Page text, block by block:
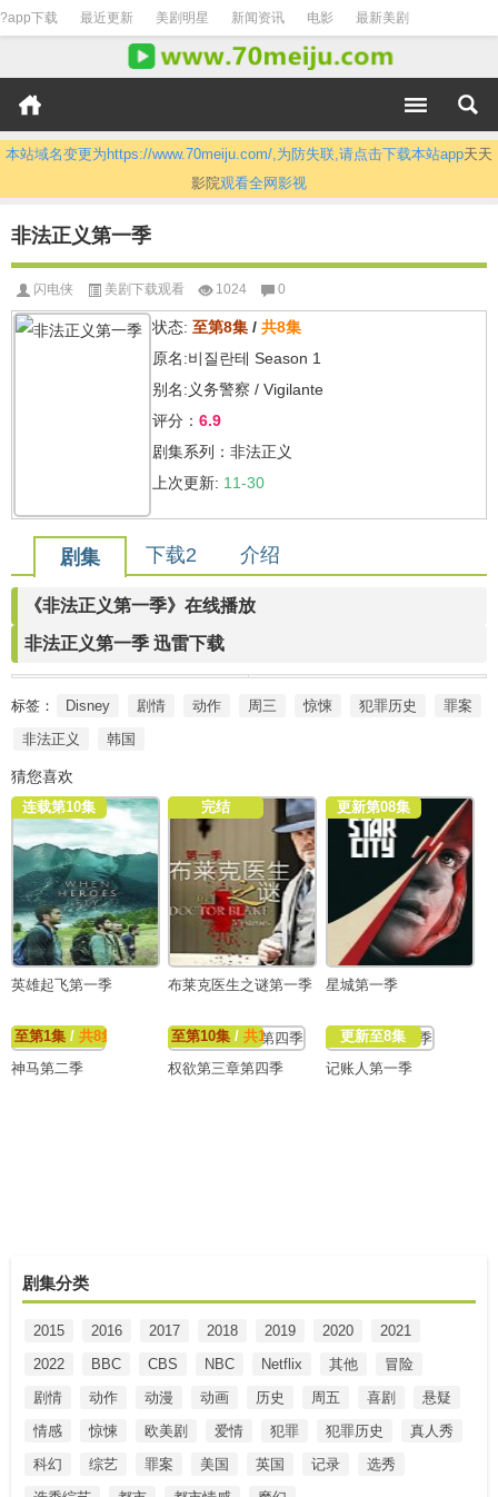
?app下载 最近更新 美剧明星 新闻资讯 电影 最新美剧
本站域名变更为https://www.70meiju.com/,为防失联,请点击下载本站app天天
影院观看全网影视
非法正义第一季
闪电侠 美剧下载观看 1024 0
状态: 至第8集 / 共8集
原名:비질란테 Season 1
别名:义务警察 / Vigilante
评分： 6.9
剧集系列：非法正义
上次更新: 11-30
剧集 下载2 介绍
《非法正义第一季》在线播放
非法正义第一季 迅雷下载
标签： Disney 剧情 动作 周三 惊悚 犯罪历史
罪案
非法正义
韩国
猜您喜欢
连载第10集
英雄起飞第一季
完结
布莱克医生之谜第一季
更新第08集
星城第一季
至第1集 / 共8集
神马第二季
至第10集 /共10集
权欲第三章第四季
更新至8集
记账人第一季
剧集分类
2015 2016 2017 2018 2019 2020
2021
2022
BBC CBS NBC Netflix 其他
冒险
剧情
动作 动漫 动画 历史 周五 喜剧
悬疑
情感
惊悚 欧美剧 爱情 犯罪 犯罪历史
真人秀
科幻
综艺 罪案 美国 英国 记录
选秀